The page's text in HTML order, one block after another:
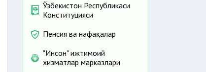
Ўзбекистон Республикаси
Конституцияси
Пенсия ва нафақалар
"Инсон" ижтимоий
хизматлар марказлари